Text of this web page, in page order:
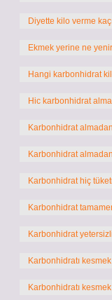
Diyette kilo verme
Ekmek yerine ne yenir
Hangi karbonhidrat
Hic karbonhidrat
Karbonhidrat almadan
Karbonhidrat
Karbonhidrat hiç
Karbonhidrat
Karbonhidrat
Karbonhidratı kesmek
Karbonhidratı